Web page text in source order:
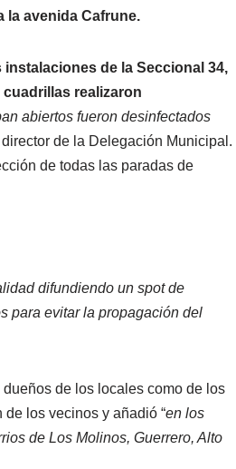
la avenida Cafrune.
de la Seccional 34,
realizaron
abiertos fueron desinfectados
de la Delegación Municipal.
de todas las paradas de
difundiendo un spot de
para evitar la propagación del
de los locales como de los
los vecinos y añadió “en los
de Los Molinos, Guerrero, Alto